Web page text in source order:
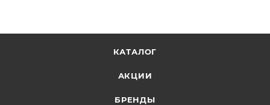
КАТАЛОГ
АКЦИИ
БРЕНДЫ